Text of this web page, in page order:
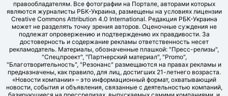
правообладателям. Все фотографии на Портале, авторами которых
являются журналисты РБК-Украина, размещены на условиях лицензии
Creative Commons Attribution 4.0 International. Редакция РБК-Украина
может не разделять точку зрения авторов. Оценочные суждения не
подлежат опровержению и подтверждению их правдивости. За
достоверность и содержание рекламы ответственность несет
рекламодатель. Материалы, обозначенные плашкой: "Пресс-релизы",
"Спецпроект", "Партнерский материал", "Promo",
"Благотворительность", "Резонанс" размещаются на правах рекламы и
предназначены, как правило, для лиц, достигших 21-летнего возраста.
«Новости компании» – это информационный формат, охватывающий
новости, события и объявления, связанные с деятельностью компаний,